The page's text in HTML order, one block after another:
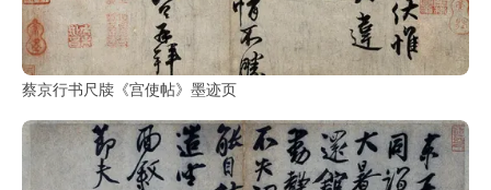
蔡京行书尺牍《宫使帖》墨迹页